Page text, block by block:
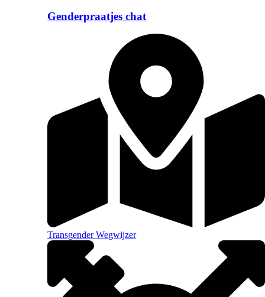
Genderpraatjes chat
Transgender Wegwijzer